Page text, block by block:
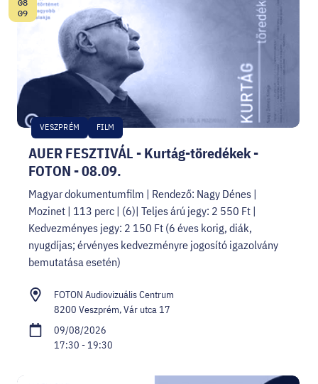
AUER FESZTIVÁL - Kurtág-töredékek -
FOTON - 08.09.
VESZPRÉM FILM
Date:
08
09
Magyar dokumentumfilm | Rendező: Nagy Dénes |
Mozinet | 113 perc | (6)| Teljes árú jegy: 2 550 Ft |
Kedvezményes jegy: 2 150 Ft (6 éves korig, diák,
nyugdíjas; érvényes kedvezményre jogosító igazolvány
bemutatása esetén)
FOTON Audiovizuális Centrum
8200 Veszprém, Vár utca 17
09/08/2026
17:30 - 19:30